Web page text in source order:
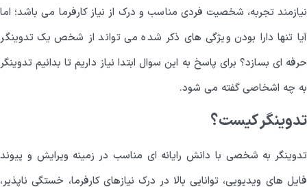
نیازمند تجربه، شخصیت فردی مناسب و درک از نیاز کارفرما می باشد؛ اما
آیا تنها دارا بودن ویژگی های ذکر شده می تواند از شخص یک تدوینگر
حرفه ای بسازد؟ برای پاسخ به این سوال ابتدا نیاز داریم تا بدانیم تدوینگر
به چه اشخاصی گفته می شود.
تدوینگر کیست؟
تدوینگر به شخصی با دانش رایانه ای مناسب در زمینه ویرایش و پیوند
فایل های ویدیویی، توانایی بالا در درک نیازهای کارفرما، خستگی ناپذیر،